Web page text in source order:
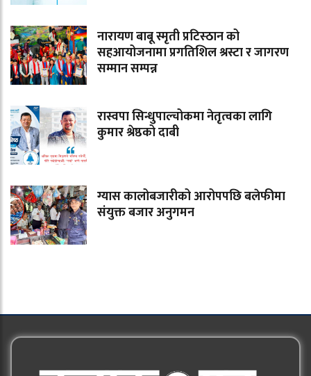
नारायण बाबू स्मृती प्रटिस्ठान को
सहआयोजनामा प्रगतिशिल श्रस्टा र जागरण
सम्मान सम्पन्न
रास्वपा सिन्धुपाल्चोकमा नेतृत्वका लागि
कुमार श्रेष्ठको दाबी
ग्यास कालोबजारीको आरोपपछि बलेफीमा
संयुक्त बजार अनुगमन